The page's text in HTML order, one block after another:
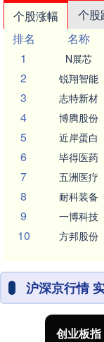
个股涨幅 个股
排名
名称
1
N展芯
2 锐翔智能
3 志特新材
4 博腾股份
5 近岸蛋白
6 毕得医药
7 五洲医疗
8 耐科装备
9 一博科技
10 方邦股份
沪深京行情
创业板指